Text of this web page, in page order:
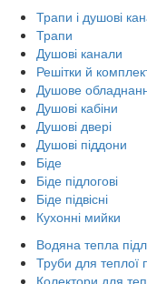
Трапи і душові
Трапи
Душові канали
Решітки й
Душове
Душові кабіни
Душові двері
Душові піддони
Біде
Біде підлогові
Біде підвісні
Кухонні мийки
Водяна тепла
Труби для теплої